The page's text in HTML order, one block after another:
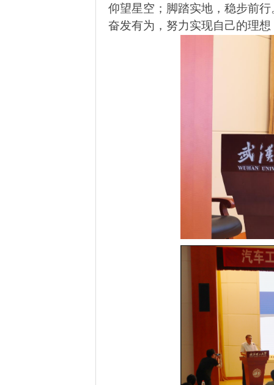
仰望星空；脚踏实地，稳步前
奋发有为，努力实现自己的理